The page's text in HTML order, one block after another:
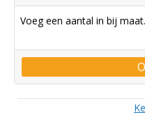
Voeg een aantal in bij maat.